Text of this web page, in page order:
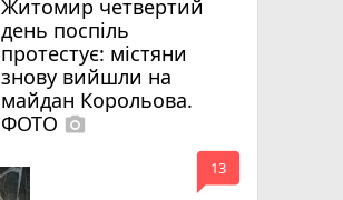
Житомир четвертий
день поспіль
протестує: містяни
знову вийшли на
майдан Корольова.
ФОТО photo_camera
mode_comment
13